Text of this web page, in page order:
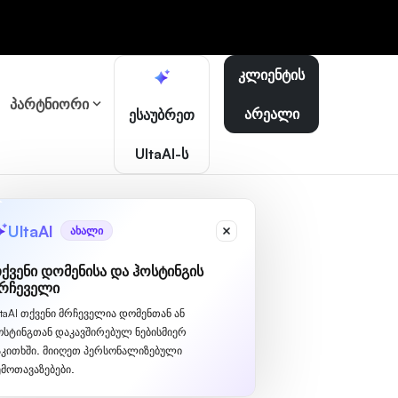
პარტნიორი
ესაუბრეთ
UltaAI-ს
UltaAI ახალი
დომენისა და ჰოსტინგის
თქვენი მრჩეველია დომენთან ან
დაკავშირებულ ნებისმიერ
მიიღეთ პერსონალიზებული
კლიენტის
არეალი